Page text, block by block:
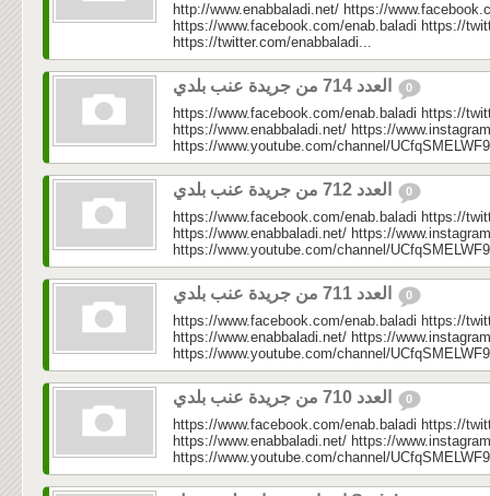
http://www.enabbaladi.net/ https://
https://www.facebook.com/enab.baladi https://
https://twitter.com/enabbaladi...
0
https://www.facebook.com/enab.baladi https://
https://www.enabbaladi.net/ https://
https://www.youtube.com/channel/
0
https://www.facebook.com/enab.baladi https://
https://www.enabbaladi.net/ https://
https://www.youtube.com/channel/
0
https://www.facebook.com/enab.baladi https://
https://www.enabbaladi.net/ https://
https://www.youtube.com/channel/
0
https://www.facebook.com/enab.baladi https://
https://www.enabbaladi.net/ https://
https://www.youtube.com/channel/